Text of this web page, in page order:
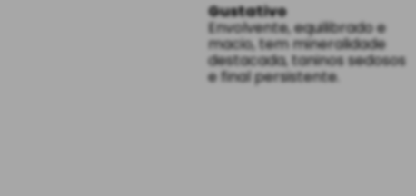
Gustativo
Envolvente, equilibrado e
macio, tem mineralidade
destacada, taninos sedosos
e final persistente.